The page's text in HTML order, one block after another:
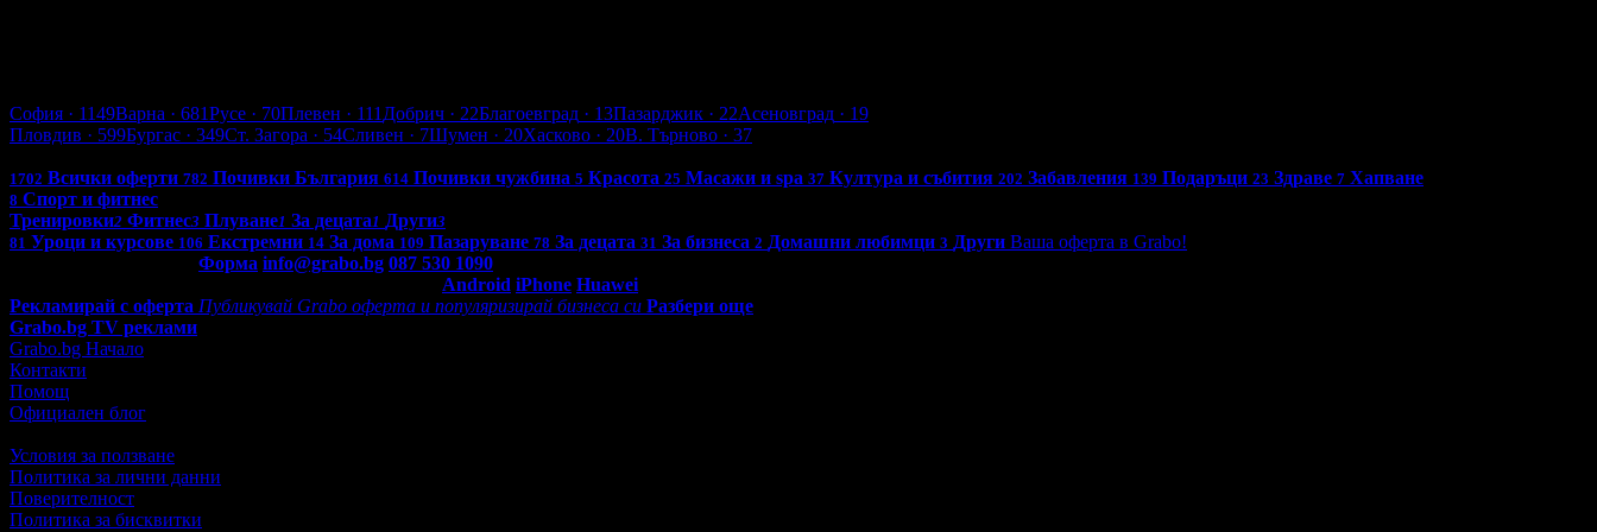
София · 1149Варна · 681Русе · 70Плевен · 111 Добрич · 22Благоевград · 13Пазарджик · 22Асеновград · 19
Пловдив · 599Бургас · 349Ст. Загора · 54Сливен · 7Шумен · 20Хасково · 20В. Търново · 37
1702 Всички оферти 782 Почивки България 614 Почивки чужбина 5 Красота 25 Масажи и spa 37 Култура и събития 202 Забавления 139 Подаръци 23 Здраве 7 Хапване
8 Спорт и фитнес
Тренировки2 Фитнес3 Плуване1 За децата1 Други3
81 Уроци и курсове 106 Екстремни 14 За дома 109 Пазаруване 78 За децата 31 За бизнеса 2 Домашни любимци 3 Други Ваша оферта в Grabo!
Форма info@grabo.bg 087 530 1090
Android iPhone Huawei
Рекламирай с оферта Публикувай Grabo оферта и популяризирай бизнеса си Разбери още
Grabo.bg TV реклами
Grabo.bg Начало
Контакти
Помощ
Официален блог
Условия за ползване
Политика за лични данни
Поверителност
Политика за бисквитки